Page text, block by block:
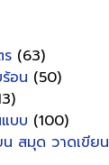
(63)
อน (50)
บบ (100)
น สมุด วาดเขียน